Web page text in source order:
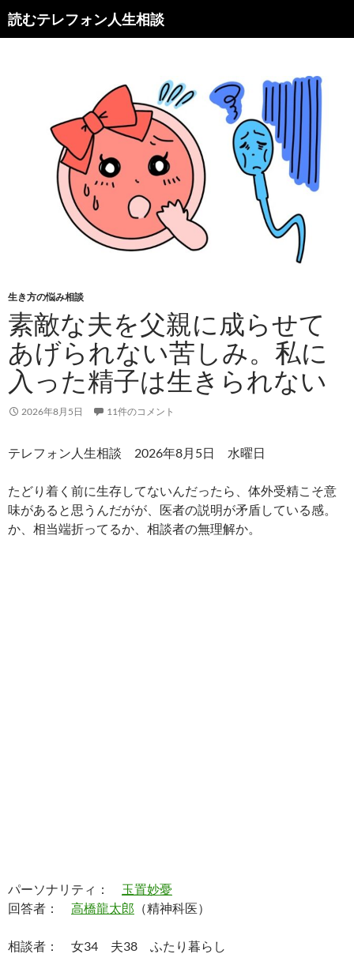
読むテレフォン人生相談
生き方の悩み相談
素敵な夫を父親に成らせて
あげられない苦しみ。私に
入った精子は生きられない
2026年8月5日 11件のコメント
テレフォン人生相談 2026年8月5日 水曜日
たどり着く前に生存してないんだったら、体外受精こそ意
味があると思うんだがが、医者の説明が矛盾している感。
か、相当端折ってるか、相談者の無理解か。
パーソナリティ： 玉置妙憂
回答者： 高橋龍太郎 （精神科医）
相談者： 女34 夫38 ふたり暮らし